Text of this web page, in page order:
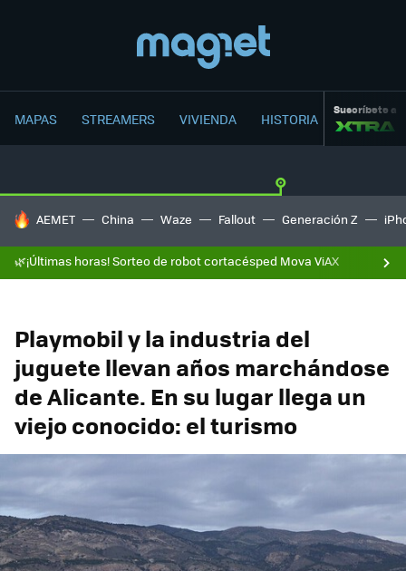
MAPAS STREAMERS VIVIENDA HISTORIA Suscríbete a
HOY SE HABLA DE
AEMET China Waze Fallout Generación Z
🌿¡Últimas horas! Sorteo de robot cortacésped Mova ViAX
Playmobil y la industria del
juguete llevan años marchándose
de Alicante. En su lugar llega un
viejo conocido: el turismo